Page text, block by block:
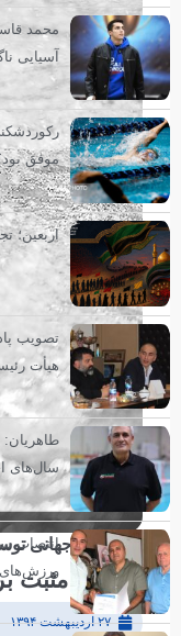
مسابقات جهانی
تاثیرات مثبت
۲۷ اردیبهشت ۱۳۹۴
آسیایی
موفق
اربعین؛
تصویب
هیأت
طاهریان:
سال‌های
انتصاب